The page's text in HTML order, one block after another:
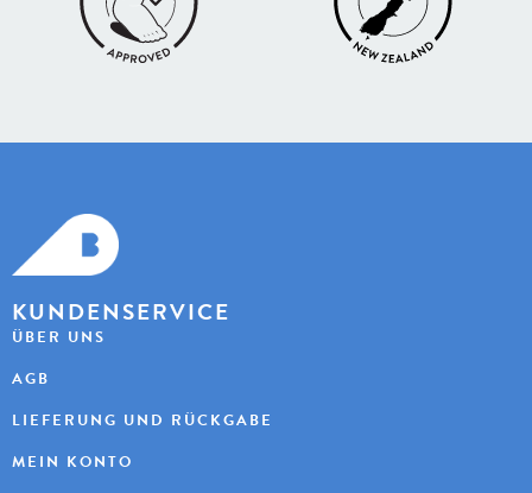
KUNDENSERVICE
ÜBER UNS
AGB
LIEFERUNG UND RÜCKGABE
MEIN KONTO